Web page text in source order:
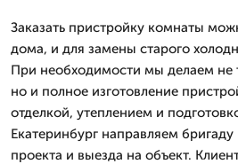
Заказать пристройку комнаты
дома, и для замены старого
При необходимости мы делаем не
но и полное изготовление
отделкой, утеплением и
Екатеринбург направляем бригаду
проекта и выезда на объект.